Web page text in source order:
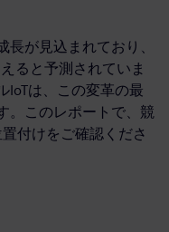
長が見込まれており、
ると予測されていま
IoTは、この変革の最
。このレポートで、競
付けをご確認くださ